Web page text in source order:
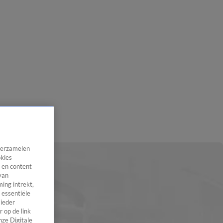
en content
intrekt,
op de link
Digitale